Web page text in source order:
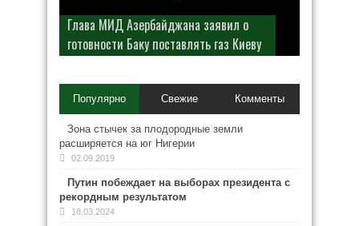
Глава МИД Азербайджана заявил о
готовности Баку поставлять газ Киеву
Популярно Свежие Комменты
Зона стычек за плодородные земли
расширяется на юг Нигерии
02.09.2019
Путин побеждает на выборах президента с
рекордным результатом
18.03.2024